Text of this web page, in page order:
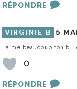
RÉPONDRE
VIRGINIE B 5
j’aime beaucoup ton
0
RÉPONDRE